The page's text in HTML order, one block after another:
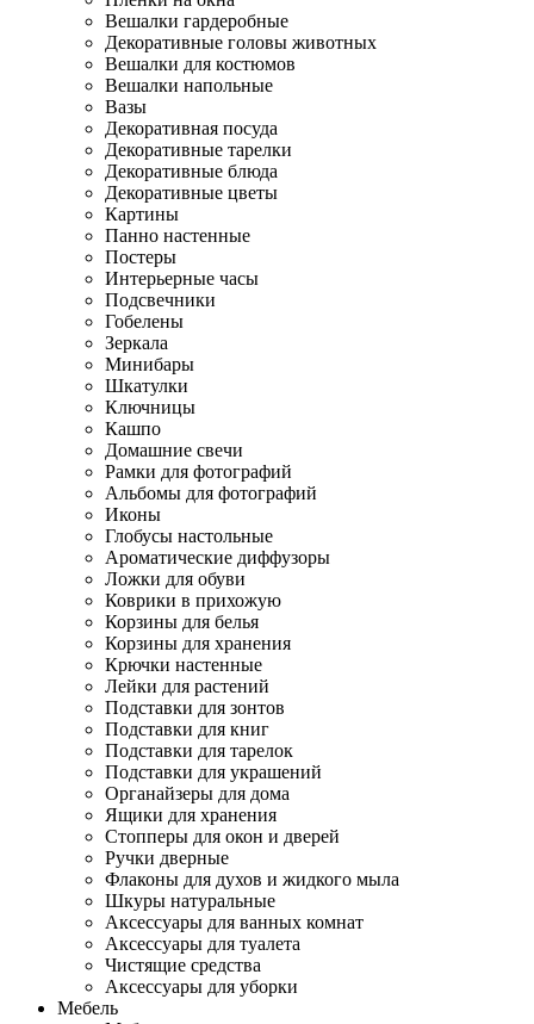
Вешалки гардеробные
Декоративные головы животных
Вешалки для костюмов
Вешалки напольные
Вазы
Декоративная посуда
Декоративные тарелки
Декоративные блюда
Декоративные цветы
Картины
Панно настенные
Постеры
Интерьерные часы
Подсвечники
Гобелены
Зеркала
Минибары
Шкатулки
Ключницы
Кашпо
Домашние свечи
Рамки для фотографий
Альбомы для фотографий
Иконы
Глобусы настольные
Ароматические диффузоры
Ложки для обуви
Коврики в прихожую
Корзины для белья
Корзины для хранения
Крючки настенные
Лейки для растений
Подставки для зонтов
Подставки для книг
Подставки для тарелок
Подставки для украшений
Органайзеры для дома
Ящики для хранения
Стопперы для окон и дверей
Ручки дверные
Флаконы для духов и жидкого мыла
Шкуры натуральные
Аксессуары для ванных комнат
Аксессуары для туалета
Чистящие средства
Аксессуары для уборки
Мебель